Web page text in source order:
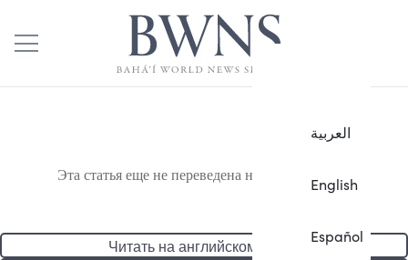
العربية
English
Español
Эта статья еще не переведена на русский язык.
Читать на английском языке